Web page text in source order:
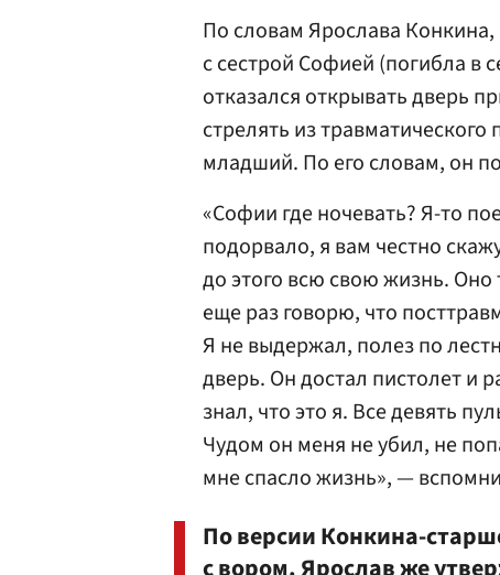
По словам Ярослава
с сестрой Софией (погибла в
отказался открывать дверь
стрелять из
младший. По его словам, он
«Софии где ночевать? Я-то
подорвало, я вам честно
до этого всю свою жизнь.
еще раз говорю, что
Я не выдержал, полез по
дверь. Он достал пистолет и
знал, что это я. Все девять
Чудом он меня не убил, не
мне спасло жизнь», —
По версии Конкина-